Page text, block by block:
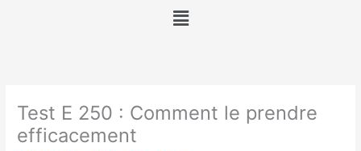
Menu
Test E 250 : Comment le prendre
efficacement